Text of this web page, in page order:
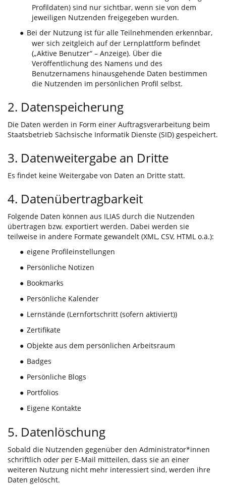
Profildaten) sind nur sichtbar, wenn sie von dem
jeweiligen Nutzenden freigegeben wurden.
● Bei der Nutzung ist für alle Teilnehmenden erkennbar,
wer sich zeitgleich auf der Lernplattform befindet
(„Aktive Benutzer“ – Anzeige). Über die
Veröffentlichung des Namens und des
Benutzernamens hinausgehende Daten bestimmen
die Nutzenden im persönlichen Profil selbst.
2. Datenspeicherung
Die Daten werden in Form einer Auftragsverarbeitung beim
Staatsbetrieb Sächsische Informatik Dienste (SID) gespeichert.
3. Datenweitergabe an Dritte
Es findet keine Weitergabe von Daten an Dritte statt.
4. Datenübertragbarkeit
Folgende Daten können aus ILIAS durch die Nutzenden
übertragen bzw. exportiert werden. Dabei werden sie
teilweise in andere Formate gewandelt (XML, CSV, HTML o.ä.):
● eigene Profileinstellungen
● Persönliche Notizen
● Bookmarks
● Persönliche Kalender
● Lernstände (Lernfortschritt (sofern aktiviert))
● Zertifikate
● Objekte aus dem persönlichen Arbeitsraum
● Badges
● Persönliche Blogs
● Portfolios
● Eigene Kontakte
5. Datenlöschung
Sobald die Nutzenden gegenüber den Administrator*innen
schriftlich oder per E-Mail mitteilen, dass sie an einer
weiteren Nutzung nicht mehr interessiert sind, werden ihre
Daten gelöscht.